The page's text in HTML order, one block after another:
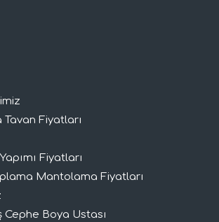
Tavan Fiyatları
Fiyatları
Mantolama Fiyatları
Cephe Boya Ustası